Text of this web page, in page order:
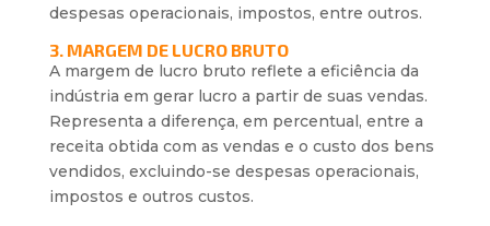
despesas operacionais, impostos, entre outros.
3. MARGEM DE LUCRO BRUTO
A margem de lucro bruto reflete a eficiência da
indústria em gerar lucro a partir de suas vendas.
Representa a diferença, em percentual, entre a
receita obtida com as vendas e o custo dos bens
vendidos, excluindo-se despesas operacionais,
impostos e outros custos.